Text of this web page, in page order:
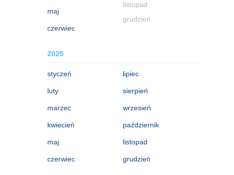
maj
czerwiec
listopad
grudzień
2025
styczeń
luty
marzec
kwiecień
maj
czerwiec
lipiec
sierpień
wrzesień
październik
listopad
grudzień